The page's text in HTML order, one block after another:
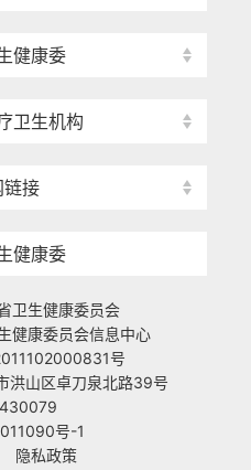
健康委
卫生机构
链接
健康委
卫生健康委员会
健康委员会信息中心
号
洪山区卓刀泉北路39号
号-1
隐私政策